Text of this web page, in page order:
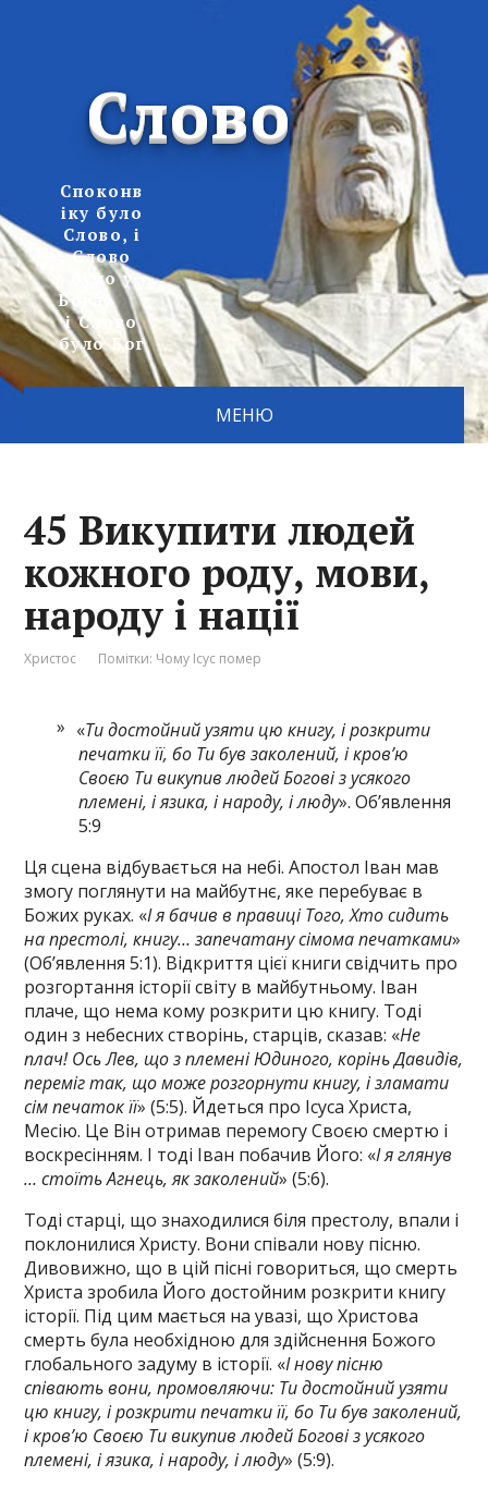
Слово
Споконв
іку було
Слово, і
Слово
було у
Бога,
і Слово
було Бог
МЕНЮ
45 Викупити людей
кожного роду, мови,
народу і нації
Христос Помітки: Чому Ісус помер
«Ти достойний узяти цю книгу, і розкрити
печатки її, бо Ти був заколений, і кров’ю
Своєю Ти викупив людей Богові з усякого
племені, і язика, і народу, і люду». Об’явлення
5:9
Ця сцена відбувається на небі. Апостол Іван мав
змогу поглянути на майбутнє, яке перебуває в
Божих руках. «І я бачив в правиці Того, Хто сидить
на престолі, книгу… запечатану сімома печатками»
(Об’явлення 5:1). Відкриття цієї книги свідчить про
розгортання історії світу в майбутньому. Іван
плаче, що нема кому розкрити цю книгу. Тоді
один з небесних створінь, старців, сказав: «Не
плач! Ось Лев, що з племені Юдиного, корінь Давидів,
переміг так, що може розгорнути книгу, і зламати
сім печаток її» (5:5). Йдеться про Ісуса Христа,
Месію. Це Він отримав перемогу Своєю смертю і
воскресінням. І тоді Іван побачив Його: «І я глянув
… стоїть Агнець, як заколений» (5:6).
Тоді старці, що знаходилися біля престолу, впали і
поклонилися Христу. Вони співали нову пісню.
Дивовижно, що в цій пісні говориться, що смерть
Христа зробила Його достойним розкрити книгу
історії. Під цим мається на увазі, що Христова
смерть була необхідною для здійснення Божого
глобального задуму в історії. «І нову пісню
співають вони, промовляючи: Ти достойний узяти
цю книгу, і розкрити печатки її, бо Ти був заколений,
і кров’ю Своєю Ти викупив людей Богові з усякого
племені, і язика, і народу, і люду» (5:9).